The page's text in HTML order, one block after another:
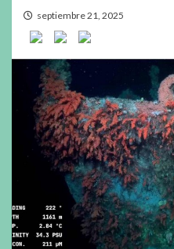
septiembre 21, 2025